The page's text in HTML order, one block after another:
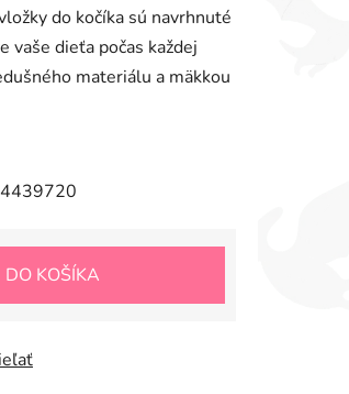
do kočíka sú navrhnuté
vaše dieťa počas každej
materiálu a mäkkou
DO KOŠÍKA